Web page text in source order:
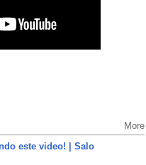
More
este video! | Salo